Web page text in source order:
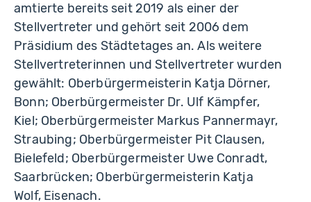
amtierte bereits seit 2019 als einer der
Stellvertreter und gehört seit 2006 dem
Präsidium des Städtetages an. Als weitere
Stellvertreterinnen und Stellvertreter wurden
gewählt: Oberbürgermeisterin Katja Dörner,
Bonn; Oberbürgermeister Dr. Ulf Kämpfer,
Kiel; Oberbürgermeister Markus Pannermayr,
Straubing; Oberbürgermeister Pit Clausen,
Bielefeld; Oberbürgermeister Uwe Conradt,
Saarbrücken; Oberbürgermeisterin Katja
Wolf, Eisenach.